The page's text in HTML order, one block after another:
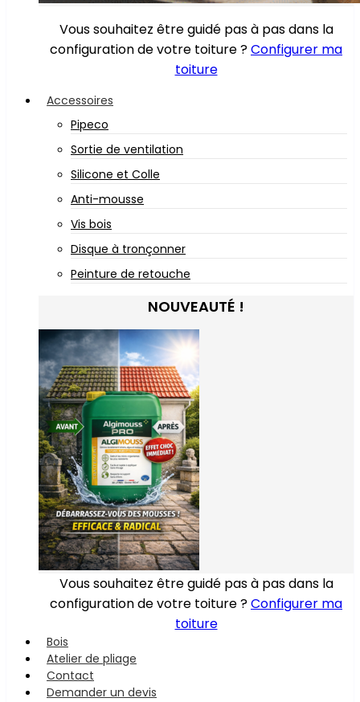
Vous souhaitez être guidé pas à pas dans la
configuration de votre toiture ?Configurer ma
toiture
Accessoires
Pipeco
Sortie de ventilation
Silicone et Colle
Anti-mousse
Vis bois
Disque à tronçonner
Peinture de retouche
NOUVEAUTÉ !
Vous souhaitez être guidé pas à pas dans la
configuration de votre toiture ?Configurer ma
toiture
Bois
Atelier de pliage
Contact
Demander un devis